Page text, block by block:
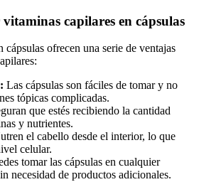
capilares en cápsulas
cápsulas ofrecen una serie de ventajas
Las cápsulas son fáciles de tomar y no
tópicas complicadas.
que estés recibiendo la cantidad
y nutrientes.
el cabello desde el interior, lo que
celular.
tomar las cápsulas en cualquier
necesidad de productos adicionales.